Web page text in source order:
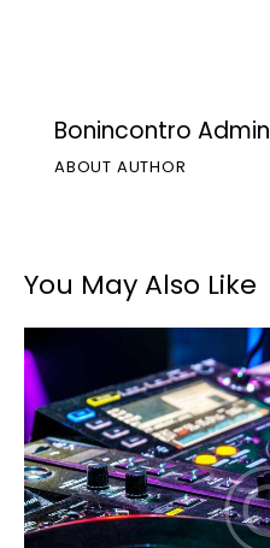
Bonincontro Admin
ABOUT AUTHOR
You May Also Like